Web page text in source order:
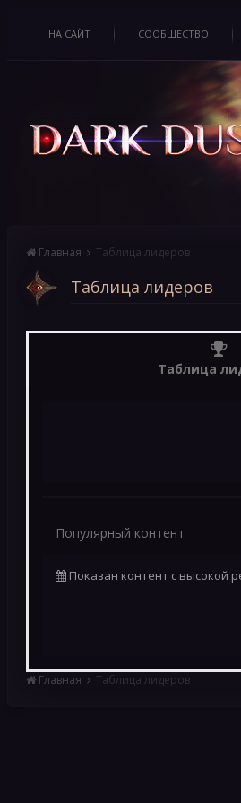
НА САЙТ СООБЩЕСТВО
Главная Таблица лидеров
Таблица лидеров
Таблица
Популярный контент
Показан контент с высокой
Главная Таблица лидеров